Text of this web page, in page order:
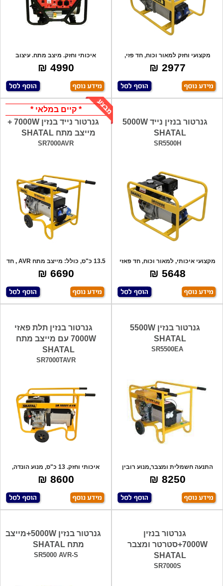
מקצועי וחזק למאור וכוח, חד פזי,
230V, מנ
2977 ₪
איכותי וחזק. מיצב מתח. עיצוב
אמריקאי, מנ
4990 ₪
גנרטור בנזין נייד 5000W
SHATAL
SR5500H
מקצועי איכותי, למאור וכוח, חד פאזי
230V,
5648 ₪
* קיים במלאי *
גנרטור נייד בנזין 7000W +
מייצב מתח SHATAL
SR7000AVR
13.5 כ"ס, כולל: מייצב מתח AVR , חד
פאזי,
6690 ₪
גנרטור בנזין 5500W
SHATAL
SR5500EA
התנעה חשמלית ומצבר,מנוע רובין
(יפן) 9 כ"
8250 ₪
גנרטור בנזין תלת פאזי
7000W עם מייצב מתח
SHATAL
SR7000TAVR
איכותי וחזק. 13 כ"ס, מנוע הונדה,
מייצב מ
8600 ₪
גנרטור בנזין
7000W+סטרטר ומצבר
SHATAL
SR7000S
גנרטור בנזין 5000W+מייצב
מתח SHATAL
SR5000 AVR-S